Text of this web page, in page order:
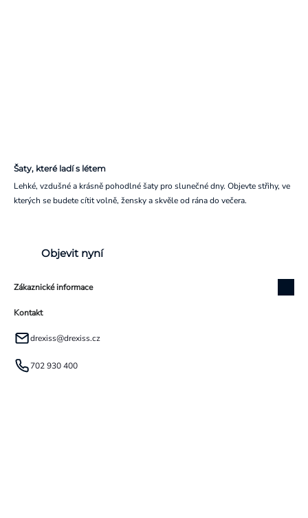
Šaty, které ladí s létem
Lehké, vzdušné a krásně pohodlné šaty pro slunečné dny. Objevte střihy, ve
kterých se budete cítit volně, žensky a skvěle od rána do večera.
Objevit nyní
Zákaznické informace
Kontakt
drexiss@drexiss.cz
702 930 400